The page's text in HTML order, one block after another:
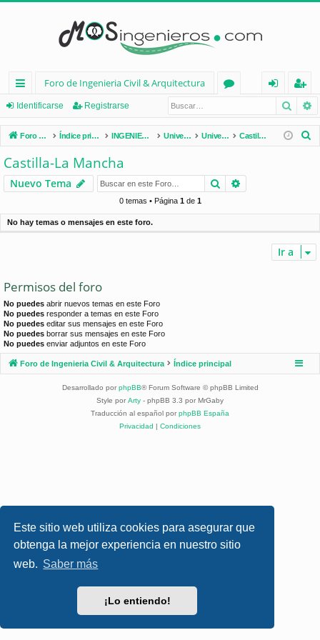
Este sitio web utiliza cookies para asegurar que
obtenga la mejor experiencia en nuestro sitio
web. Saber más
¡Lo entiendo!
nl
ac
es
rá
pi
d
Foro de Ingenieria Civil & Arquitectura
os
nt
ifi
e
eg
ist
ra
Identificarse Registrarse
Foro de Ingenieria Civil & Arquitectura Índice principal INGENIERÍA CIVIL (España) Universidades de España Universidades por Comunidades Castilla-La Mancha
r
Castilla-La Mancha
Nuevo Tema Buscar
0 temas • Página 1de 1
No hay temas o mensajes en este foro.
Ir a
Permisos del foro
No puedes abrir nuevos temas en este Foro
No puedes responder a temas en este Foro
No puedes editar sus mensajes en este Foro
No puedes borrar sus mensajes en este Foro
No puedes enviar adjuntos en este Foro
Foro de Ingenieria Civil & Arquitectura Índice principal
Desarrollado por phpBB® Forum Software © phpBB Limited
Style por Arty - phpBB 3.3 por MrGaby
Traducción al español por phpBB España
Privacidad | Condiciones